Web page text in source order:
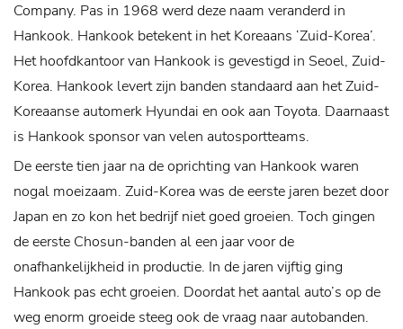
Company. Pas in 1968 werd deze naam veranderd in
Hankook. Hankook betekent in het Koreaans ‘Zuid-Korea’.
Het hoofdkantoor van Hankook is gevestigd in Seoel, Zuid-
Korea. Hankook levert zijn banden standaard aan het Zuid-
Koreaanse automerk Hyundai en ook aan Toyota. Daarnaast
is Hankook sponsor van velen autosportteams.
De eerste tien jaar na de oprichting van Hankook waren
nogal moeizaam. Zuid-Korea was de eerste jaren bezet door
Japan en zo kon het bedrijf niet goed groeien. Toch gingen
de eerste Chosun-banden al een jaar voor de
onafhankelijkheid in productie. In de jaren vijftig ging
Hankook pas echt groeien. Doordat het aantal auto’s op de
weg enorm groeide steeg ook de vraag naar autobanden.